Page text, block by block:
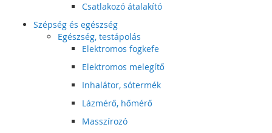
Csatlakozó átalakító
Szépség és egészség
Egészség, testápolás
Elektromos fogkefe
Elektromos melegítő
Inhalátor, sótermék
Lázmérő, hőmérő
Masszírozó